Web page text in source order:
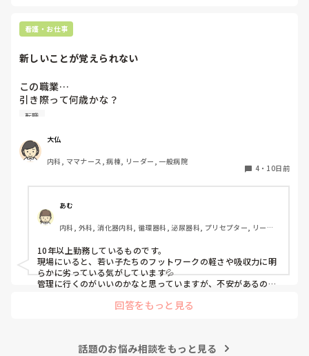
みなさまなら、病棟で勤務を続けるか、美容クリニックに行
くかご意見をいただければと思います。
長文失礼しました。
看護・お仕事
新しいことが覚えられない
この職業…
引き際って何歳かな？
年齢を重ねるうちに、若い頃みたいに覚えられなくなった
ってないかと最近すごく感じます。大きなアクシデントを起
こす前に、そろそろ転職しようかと？思うことがあります。
子どもと同じ歳くらいのスタッフに色々と教わったりと…
足を引っ張ってるんじゃないかなぁ?と、感じます。如何思
いますか?
転職
大仏
内科, ママナース, 病棟, リーダー, 一般病院
4・ 10日前
あむ
内科, 外科, 消化器内科, 循環器科, 泌尿器科, プリセプター, リーダ
10年以上勤務しているものです。
現場にいると、若い子たちのフットワークの軽さや吸収力に明
らかに劣っている気がしています💦
管理に行くのがいいのかなと思っていますが、不安があるので
回答をもっと見る
話題のお悩み相談をもっと見る